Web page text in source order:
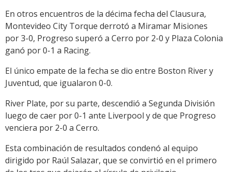
En otros encuentros de la décima fecha del Clausura,
Montevideo City Torque derrotó a Miramar Misiones
por 3-0, Progreso superó a Cerro por 2-0 y Plaza Colonia
ganó por 0-1 a Racing.
El único empate de la fecha se dio entre Boston River y
Juventud, que igualaron 0-0.
River Plate, por su parte, descendió a Segunda División
luego de caer por 0-1 ante Liverpool y de que Progreso
venciera por 2-0 a Cerro.
Esta combinación de resultados condenó al equipo
dirigido por Raúl Salazar, que se convirtió en el primero